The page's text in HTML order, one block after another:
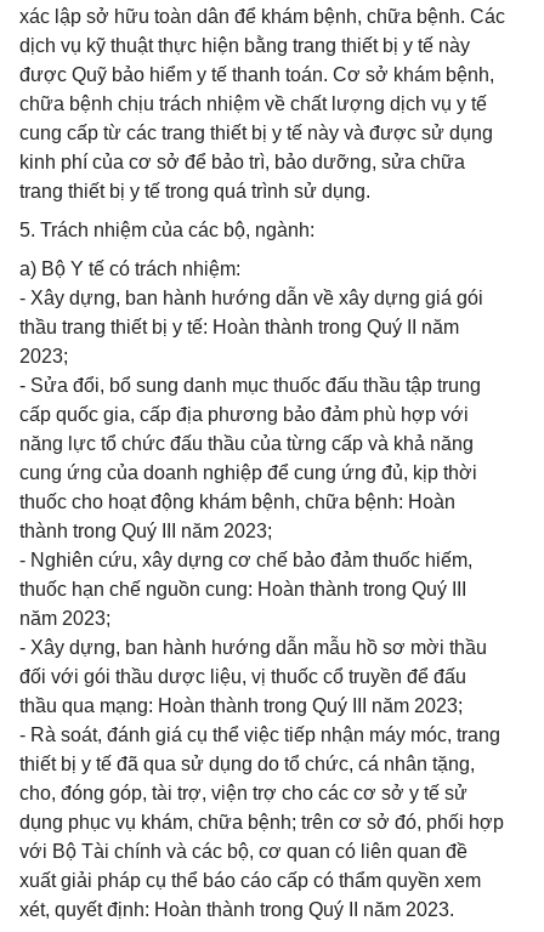
xác lập sở hữu toàn dân để khám bệnh, chữa bệnh. Các
dịch vụ kỹ thuật thực hiện bằng trang thiết bị y tế này
được Quỹ bảo hiểm y tế thanh toán. Cơ sở khám bệnh,
chữa bệnh chịu trách nhiệm về chất lượng dịch vụ y tế
cung cấp từ các trang thiết bị y tế này và được sử dụng
kinh phí của cơ sở để bảo trì, bảo dưỡng, sửa chữa
trang thiết bị y tế trong quá trình sử dụng.
5. Trách nhiệm của các bộ, ngành:
a) Bộ Y tế có trách nhiệm:
- Xây dựng, ban hành hướng dẫn về xây dựng giá gói
thầu trang thiết bị y tế: Hoàn thành trong Quý II năm
2023;
- Sửa đổi, bổ sung danh mục thuốc đấu thầu tập trung
cấp quốc gia, cấp địa phương bảo đảm phù hợp với
năng lực tổ chức đấu thầu của từng cấp và khả năng
cung ứng của doanh nghiệp để cung ứng đủ, kịp thời
thuốc cho hoạt động khám bệnh, chữa bệnh: Hoàn
thành trong Quý III năm 2023;
- Nghiên cứu, xây dựng cơ chế bảo đảm thuốc hiếm,
thuốc hạn chế nguồn cung: Hoàn thành trong Quý III
năm 2023;
- Xây dựng, ban hành hướng dẫn mẫu hồ sơ mời thầu
đối với gói thầu dược liệu, vị thuốc cổ truyền để đấu
thầu qua mạng: Hoàn thành trong Quý III năm 2023;
- Rà soát, đánh giá cụ thể việc tiếp nhận máy móc, trang
thiết bị y tế đã qua sử dụng do tổ chức, cá nhân tặng,
cho, đóng góp, tài trợ, viện trợ cho các cơ sở y tế sử
dụng phục vụ khám, chữa bệnh; trên cơ sở đó, phối hợp
với Bộ Tài chính và các bộ, cơ quan có liên quan đề
xuất giải pháp cụ thể báo cáo cấp có thẩm quyền xem
xét, quyết định: Hoàn thành trong Quý II năm 2023.